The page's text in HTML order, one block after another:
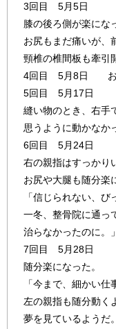
3回目 5月5日
膝の後ろ側が楽にな
お尻もまだ痛いが、
頸椎の椎間板も牽引
4回目 5月8日 お尻
5回目 5月17日
縫い物のとき、右手
思うように動かなか
6回目 5月24日
右の親指はすっかり
お尻や大腿も随分楽
「信じられない、び
一冬、整骨院に通っ
治らなかったのに。」
7回目 5月28日
随分楽になった。
「今まで、細かい仕
左の親指も随分動く
夢を見ているようだ。